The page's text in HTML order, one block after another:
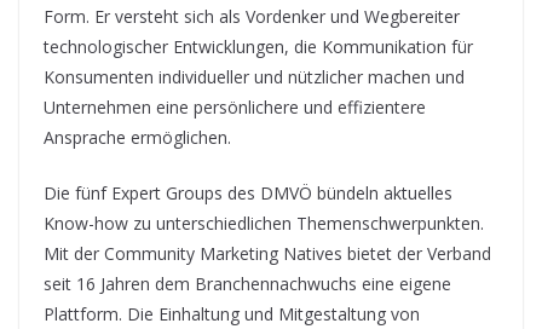
Form. Er versteht sich als Vordenker und Wegbereiter
technologischer Entwicklungen, die Kommunikation für
Konsumenten individueller und nützlicher machen und
Unternehmen eine persönlichere und effizientere
Ansprache ermöglichen.
Die fünf Expert Groups des DMVÖ bündeln aktuelles
Know-how zu unterschiedlichen Themenschwerpunkten.
Mit der Community Marketing Natives bietet der Verband
seit 16 Jahren dem Branchennachwuchs eine eigene
Plattform. Die Einhaltung und Mitgestaltung von